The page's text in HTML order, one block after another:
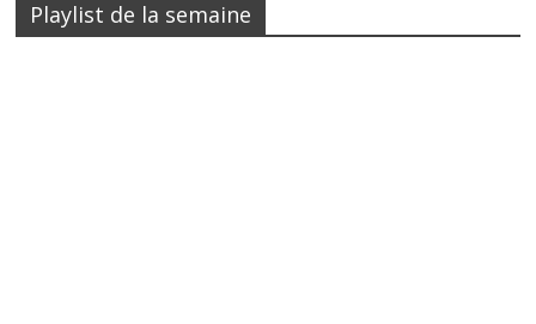
Playlist de la semaine